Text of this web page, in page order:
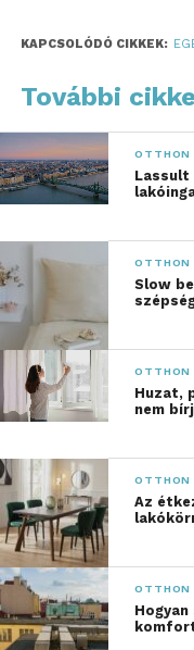
lehetőséget
szeretnék
fehérjebevitelét.
fehérjeporok
borsó, rizs, szója
szolgálhat, mivel
aminosavat. E
étrendet, és
célkitűzéseket.
A
A BODYSELECT
rendelkezik a
és igyekszik magas
termékeit.
megfeleljenek a
választás lehet azok
optimalizálni
KAPCSOLÓDÓ CIKKEK:
További
OTTHON
Lassult
OTTHON
Slow
OTTHON
Huzat,
nem
OTTHON
Az
OTTHON